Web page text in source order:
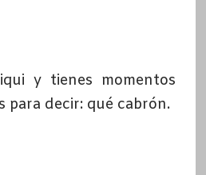
y tienes momentos
para decir: qué cabrón.